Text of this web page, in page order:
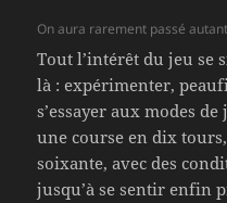
On aura rarement passé
Tout l’intérêt du jeu se
là : expérimenter,
s’essayer aux modes
une course en dix
soixante, avec des
jusqu’à se sentir enfin